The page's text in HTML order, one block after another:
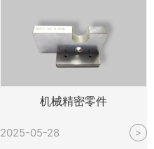
机械精密零件
2025-05-28 >